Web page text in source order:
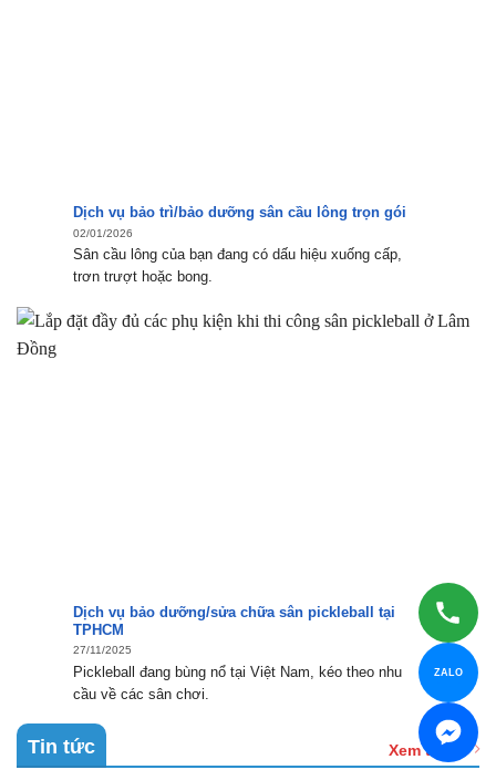
Dịch vụ bảo trì/bảo dưỡng sân cầu lông trọn gói
02/01/2026
Sân cầu lông của bạn đang có dấu hiệu xuống cấp,
trơn trượt hoặc bong.
Dịch vụ bảo dưỡng/sửa chữa sân pickleball tại
TPHCM
27/11/2025
Pickleball đang bùng nổ tại Việt Nam, kéo theo nhu
cầu về các sân chơi.
Tin tức Xem thêm
ZALO